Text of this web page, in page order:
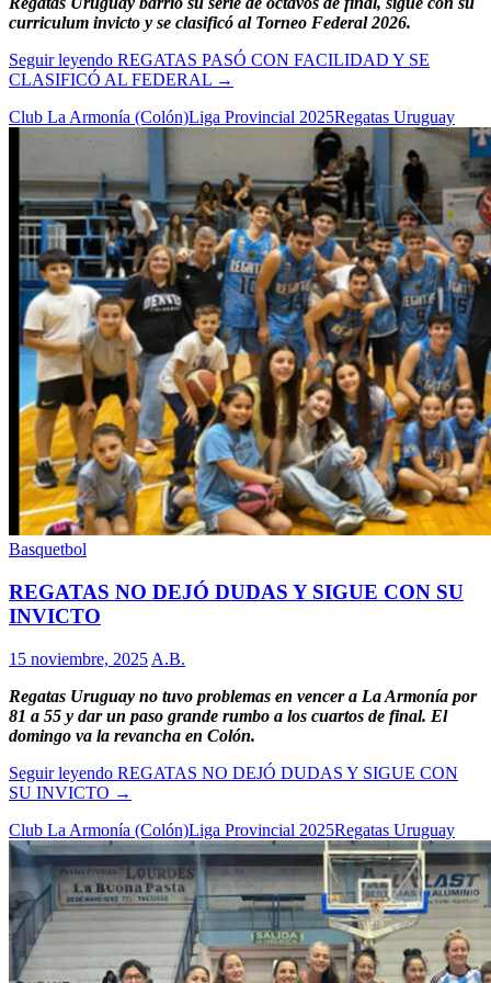
curriculum invicto y se clasificó al Torneo Federal 2026.
Seguir leyendo REGATAS PASÓ CON FACILIDAD Y SE
CLASIFICÓ AL FEDERAL →
Club La Armonía (Colón)Liga Provincial 2025Regatas Uruguay
Basquetbol
REGATAS NO DEJÓ DUDAS Y SIGUE CON SU
INVICTO
15 noviembre, 2025 A.B.
Regatas Uruguay no tuvo problemas en vencer a La Armonía por
81 a 55 y dar un paso grande rumbo a los cuartos de final. El
domingo va la revancha en Colón.
Seguir leyendo REGATAS NO DEJÓ DUDAS Y SIGUE CON
SU INVICTO →
Club La Armonía (Colón)Liga Provincial 2025Regatas Uruguay